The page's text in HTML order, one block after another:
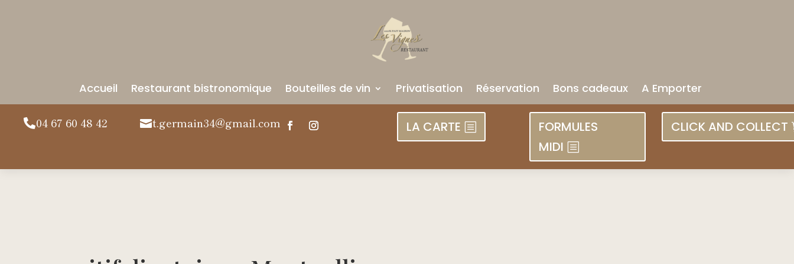
Accueil Restaurant bistronomique Bouteilles de vin Privatisation Réservation Bons cadeaux A Emporter
04 67 60 48 42 t.germain34@gmail.com LA CARTE
FORMULES
MIDI
CLICK AND COLLECT